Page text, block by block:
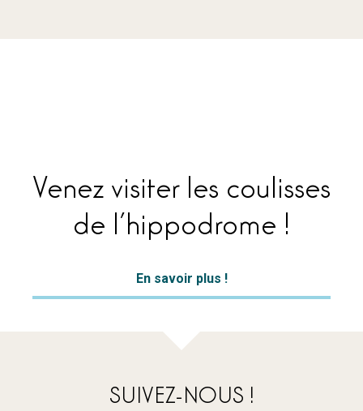
Venez visiter les coulisses
de l’hippodrome !
En savoir plus !
SUIVEZ-NOUS !